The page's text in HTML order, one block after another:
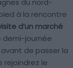
à la rencontre
d’un marché
demi-journée
de passer la
rejoindrez le